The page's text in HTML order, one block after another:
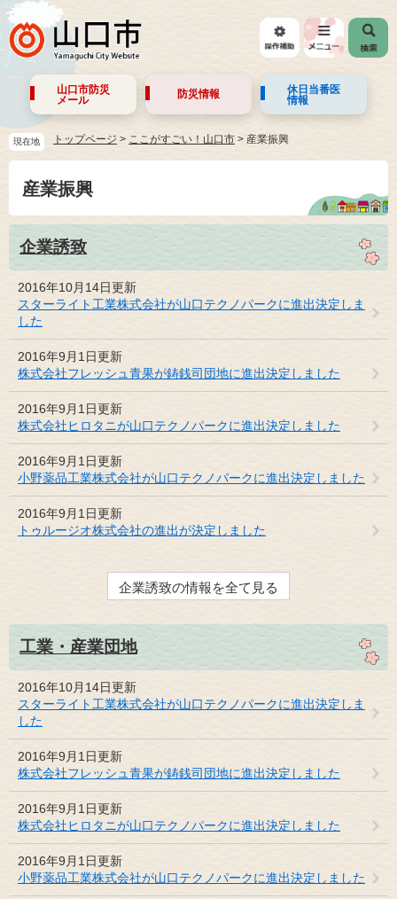
山口市防災
メール
防災情報
休日当番医
情報
現在地 トップページ > ここがすごい！山口市 > 産業振興
産業振興
企業誘致
2016年10月14日更新
スターライト工業株式会社が山口テクノパークに進出決定しま
した
2016年9月1日更新
株式会社フレッシュ青果が鋳銭司団地に進出決定しました
2016年9月1日更新
株式会社ヒロタニが山口テクノパークに進出決定しました
2016年9月1日更新
小野薬品工業株式会社が山口テクノパークに進出決定しました
2016年9月1日更新
トゥルージオ株式会社の進出が決定しました
企業誘致の情報を全て見る
工業・産業団地
2016年10月14日更新
スターライト工業株式会社が山口テクノパークに進出決定しま
した
2016年9月1日更新
株式会社フレッシュ青果が鋳銭司団地に進出決定しました
2016年9月1日更新
株式会社ヒロタニが山口テクノパークに進出決定しました
2016年9月1日更新
小野薬品工業株式会社が山口テクノパークに進出決定しました